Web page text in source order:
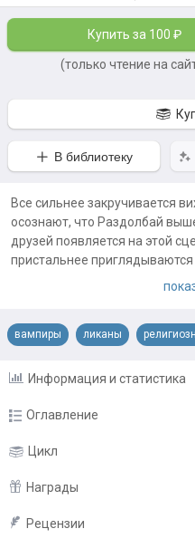
Купить за 100 ₽
(только чтение на
В библиотеку
Все сильнее закручивается
осознают, что Раздолбай
друзей появляется на этой
пристальнее приглядываются
Вот только быть обычным в
заберет всех!
https://author.today/work/17116
вампиры ликаны
Информация и статистика
Оглавление
Глава 1
Глава 2
Глава 3
Цикл
Награды
«Отличная книга!»
Рецензии